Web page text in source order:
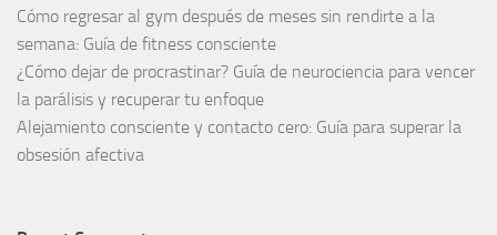
Cómo regresar al gym después de meses sin rendirte a la
semana: Guía de fitness consciente
¿Cómo dejar de procrastinar? Guía de neurociencia para vencer
la parálisis y recuperar tu enfoque
Alejamiento consciente y contacto cero: Guía para superar la
obsesión afectiva